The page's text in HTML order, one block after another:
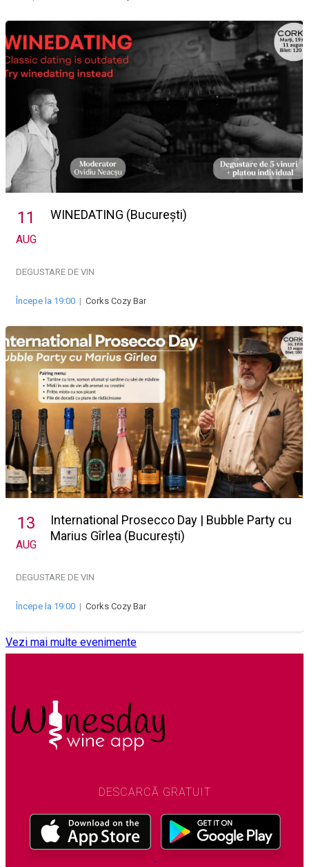
11
AUG
WINEDATING (București)
DEGUSTARE DE VIN
Începe la 19:00 | Corks Cozy Bar
13
AUG
International Prosecco Day | Bubble Party cu
Marius Gîrlea (București)
DEGUSTARE DE VIN
Începe la 19:00 | Corks Cozy Bar
Vezi mai multe evenimente
DESCARCĂ GRATUIT